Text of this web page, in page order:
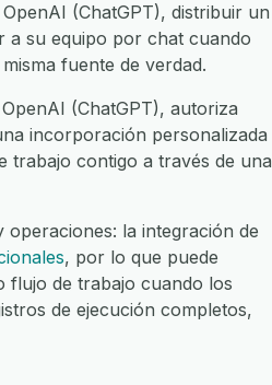
(ChatGPT), distribuir un
a su equipo por chat cuando
fuente de verdad.
(ChatGPT), autoriza
incorporación personalizada
trabajo contigo a través de una
la integración de
, por lo que puede
flujo de trabajo cuando los
de ejecución completos,